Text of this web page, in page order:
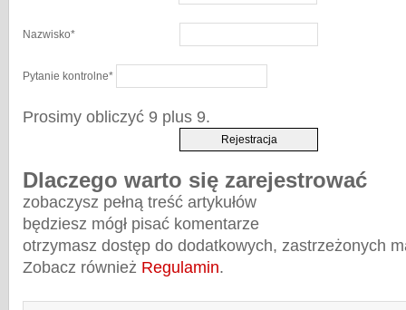
Nazwisko*
Pytanie kontrolne*
Prosimy obliczyć 9 plus 9.
Dlaczego warto się zarejestrować
zobaczysz pełną treść artykułów
będziesz mógł pisać komentarze
otrzymasz dostęp do dodatkowych, zastrzeżonych
Zobacz również Regulamin.